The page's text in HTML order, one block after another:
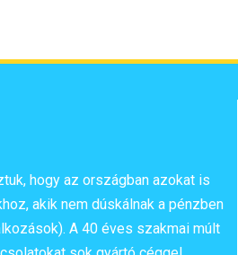
hogy az országban azokat is
akik nem dúskálnak a pénzben
A 40 éves szakmai múlt